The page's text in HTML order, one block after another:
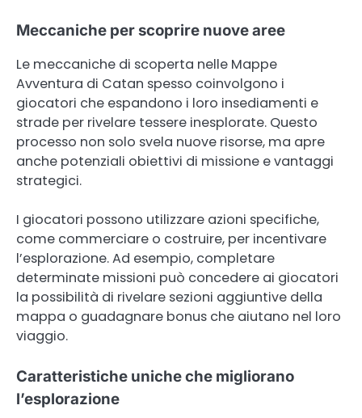
Meccaniche per scoprire nuove aree
Le meccaniche di scoperta nelle Mappe
Avventura di Catan spesso coinvolgono i
giocatori che espandono i loro insediamenti e
strade per rivelare tessere inesplorate. Questo
processo non solo svela nuove risorse, ma apre
anche potenziali obiettivi di missione e vantaggi
strategici.
I giocatori possono utilizzare azioni specifiche,
come commerciare o costruire, per incentivare
l’esplorazione. Ad esempio, completare
determinate missioni può concedere ai giocatori
la possibilità di rivelare sezioni aggiuntive della
mappa o guadagnare bonus che aiutano nel loro
viaggio.
Caratteristiche uniche che migliorano
l’esplorazione